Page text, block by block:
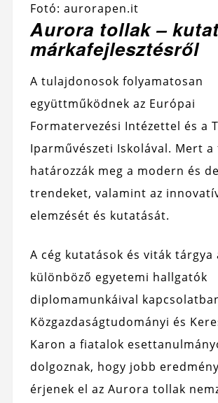
Fotó: aurorapen.it
Aurora tollak –
márkafejlesztésről
A tulajdonosok folyamatosan
együttműködnek az Európai
Formatervezési Intézettel és a
Iparművészeti Iskolával. Mert
határozzák meg a modern és
trendeket, valamint az
elemzését és kutatását.
A cég kutatások és viták tárgya
különböző egyetemi hallgatók
diplomamunkáival
Közgazdaságtudományi és
Karon a fiatalok
dolgoznak, hogy jobb
érjenek el az Aurora tollak